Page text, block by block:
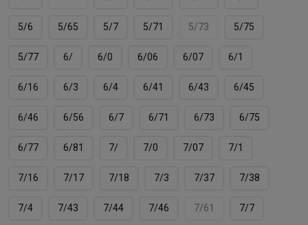
5/6 5/65 5/7 5/71 5/73 5/75
5/77 6/ 6/0 6/06 6/07 6/1
6/16 6/3 6/4 6/41 6/43 6/45
6/46 6/56 6/7 6/71 6/73 6/75
6/77 6/81 7/ 7/0 7/07 7/1
7/16 7/17 7/18 7/3 7/37 7/38
7/4 7/43 7/44 7/46 7/61 7/7